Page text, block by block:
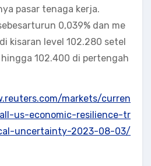
pasar tenaga kerja.
0,039% dan me
kisaran level 102.280 setel
102.400 di pertengah
markets/curren
us-economic-resilience-tr
uncertainty-2023-08-03/